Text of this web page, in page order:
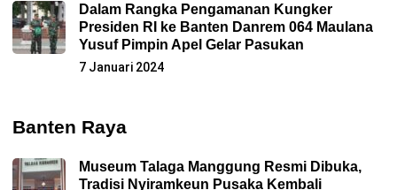
Dalam Rangka Pengamanan Kungker
Presiden RI ke Banten Danrem 064 Maulana
Yusuf Pimpin Apel Gelar Pasukan
7 Januari 2024
Banten Raya
Museum Talaga Manggung Resmi Dibuka,
Tradisi Nyiramkeun Pusaka Kembali